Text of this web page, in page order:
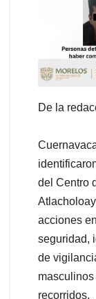
De la
del Centro
acciones
seguridad,
de
recorridos.